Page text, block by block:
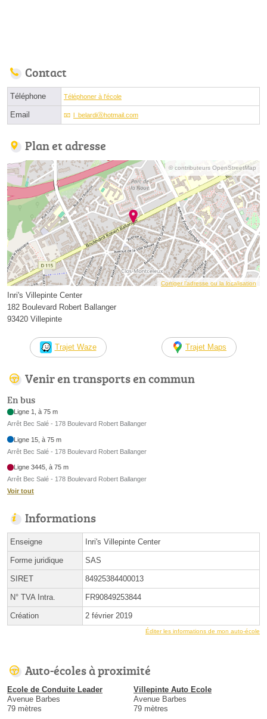
Contact
Téléphone Téléphoner à l'école
Email l_belardiⓐhotmail.com
Plan et adresse
© contributeurs OpenStreetMap
Corriger l’adresse ou la localisation
Inri's Villepinte Center
182 Boulevard Robert Ballanger
93420 Villepinte
Trajet Waze Trajet Maps
Venir en transports en commun
En bus
Ligne 1, à 75 m
Arrêt Bec Salé - 178 Boulevard Robert Ballanger
Ligne 15, à 75 m
Arrêt Bec Salé - 178 Boulevard Robert Ballanger
Ligne 3445, à 75 m
Arrêt Bec Salé - 178 Boulevard Robert Ballanger
Voir tout
Informations
Enseigne Inri's Villepinte Center
Forme juridique SAS
SIRET 84925384400013
N° TVA Intra. FR90849253844
Création 2 février 2019
Éditer les informations de mon auto-école
Auto-écoles à proximité
Ecole de Conduite Leader
Avenue Barbes
79 mètres
Villepinte Auto Ecole
Avenue Barbes
79 mètres